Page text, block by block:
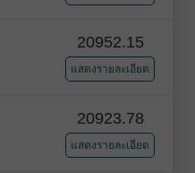
20952.15
แสดงรายละเอียด
20923.78
แสดงรายละเอียด